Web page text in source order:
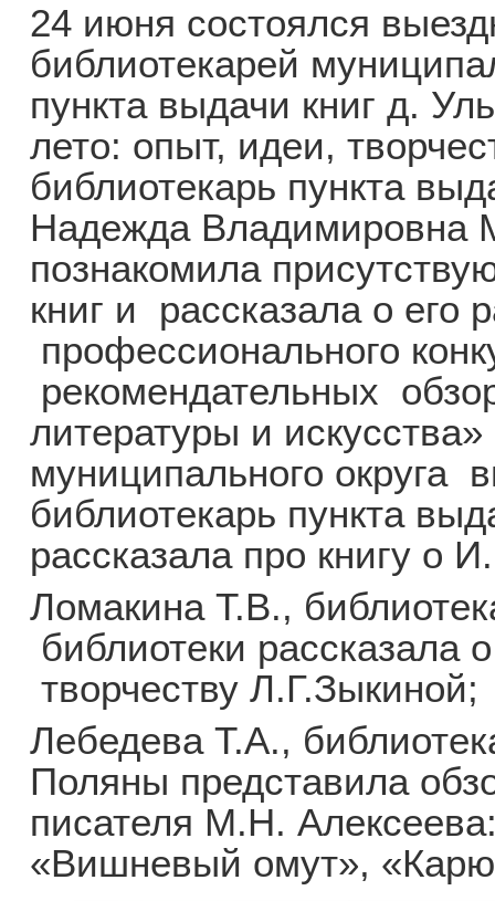
24 июня состоялся
библиотекарей
пункта выдачи книг д.
лето: опыт, идеи,
библиотекарь пункта
Надежда Владимировна
познакомила
книг и рассказала о его
профессионального
рекомендательных
литературы и
муниципального округа
библиотекарь пункта
рассказала про книгу о
Ломакина Т.В.,
библиотеки рассказала
творчеству Л.Г.Зыкиной;
Лебедева Т.А.,
Поляны представила
писателя М.Н.
«Вишневый омут»,